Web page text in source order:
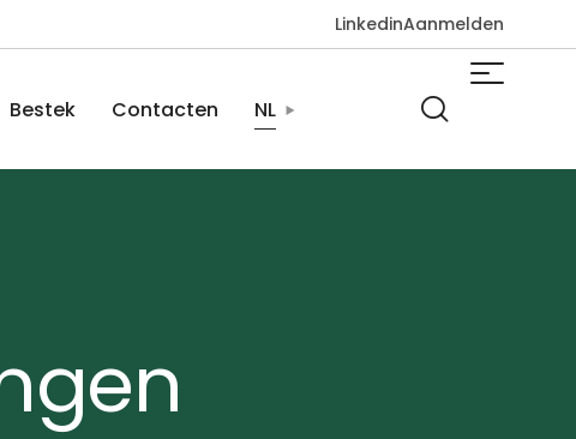
LinkedinAanmelden
Bestek Contacten NL